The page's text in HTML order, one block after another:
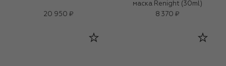
20 950 ₽
маска Renight (30ml)
8 370 ₽